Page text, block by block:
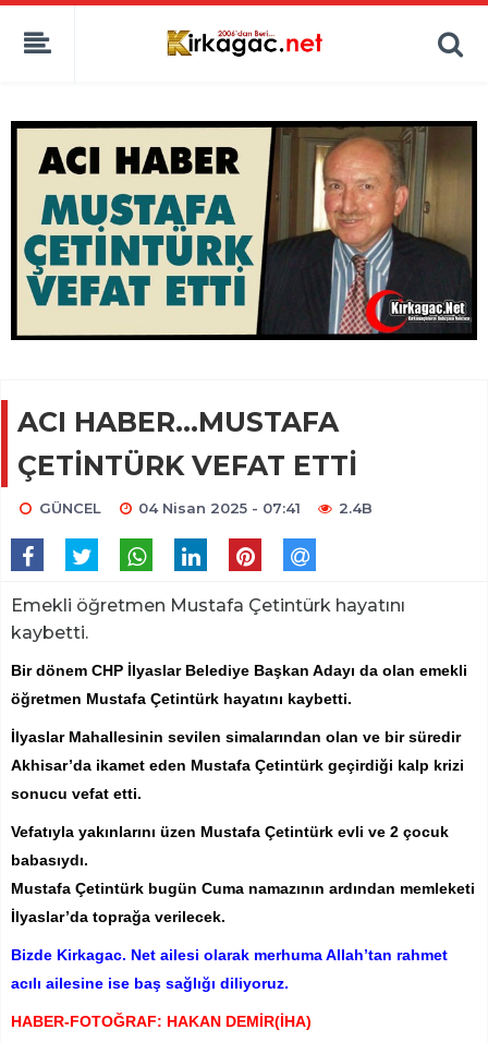
ACI HABER…MUSTAFA
ÇETİNTÜRK VEFAT ETTİ
GÜNCEL 04 Nisan 2025 - 07:41 2.4B
Emekli öğretmen Mustafa Çetintürk hayatını
kaybetti.
Bir dönem CHP İlyaslar Belediye Başkan Adayı da olan emekli
öğretmen Mustafa Çetintürk hayatını kaybetti.
İlyaslar Mahallesinin sevilen simalarından olan ve bir süredir
Akhisar’da ikamet eden Mustafa Çetintürk geçirdiği kalp krizi
sonucu vefat etti.
Vefatıyla yakınlarını üzen Mustafa Çetintürk evli ve 2 çocuk
babasıydı.
Mustafa Çetintürk bugün Cuma namazının ardından memleketi
İlyaslar’da toprağa verilecek.
Bizde Kirkagac. Net ailesi olarak merhuma Allah’tan rahmet
acılı ailesine ise baş sağlığı diliyoruz.
HABER-FOTOĞRAF: HAKAN DEMİR(İHA)